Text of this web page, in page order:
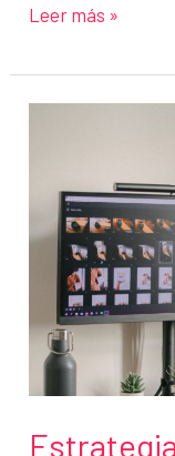
Desmontando
12
falsas
productividad
Leer más »